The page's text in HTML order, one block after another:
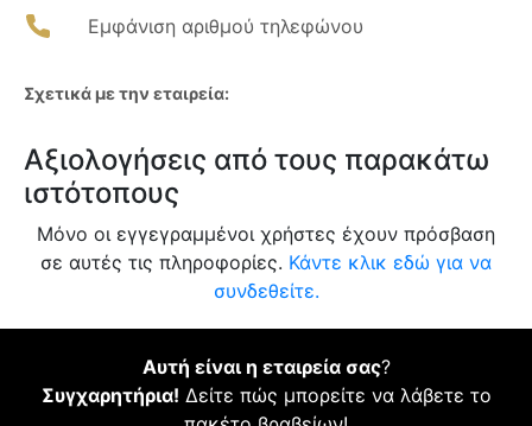
Εμφάνιση αριθμού τηλεφώνου
Σχετικά με την εταιρεία:
Αξιολογήσεις από τους παρακάτω
ιστότοπους
Μόνο οι εγγεγραμμένοι χρήστες έχουν πρόσβαση
σε αυτές τις πληροφορίες. Κάντε κλικ εδώ για να
συνδεθείτε.
Αυτή είναι η εταιρεία σας?
Συγχαρητήρια! Δείτε πώς μπορείτε να λάβετε το